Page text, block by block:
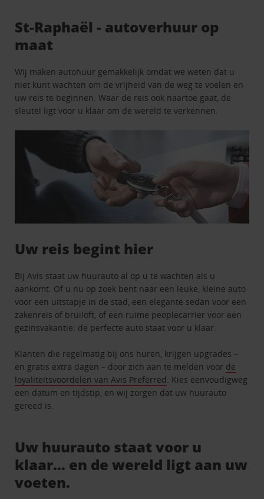
St-Raphaël - autoverhuur op
maat
Wij maken autohuur gemakkelijk omdat we weten dat u
niet kunt wachten om de vrijheid van de weg te voelen en
uw reis te beginnen. Waar de reis ook naartoe gaat, de
sleutel ligt voor u klaar om de wereld te verkennen.
Uw reis begint hier
Bij Avis staat uw huurauto al op u te wachten als u
aankomt. Of u nu op zoek bent naar een leuke, kleine auto
voor een uitstapje in de stad, een elegante sedan voor een
zakenreis of bruiloft, of een ruime peoplecarrier voor een
gezinsvakantie: de perfecte auto staat voor u klaar.
Klanten die regelmatig bij ons huren, krijgen upgrades –
en gratis extra dagen – door zich aan te melden voor de
loyaliteitsvoordelen van Avis Preferred. Kies eenvoudigweg
een datum en tijdstip, en wij zorgen dat uw huurauto
gereed is.
Uw huurauto staat voor u
klaar… en de wereld ligt aan uw
voeten.